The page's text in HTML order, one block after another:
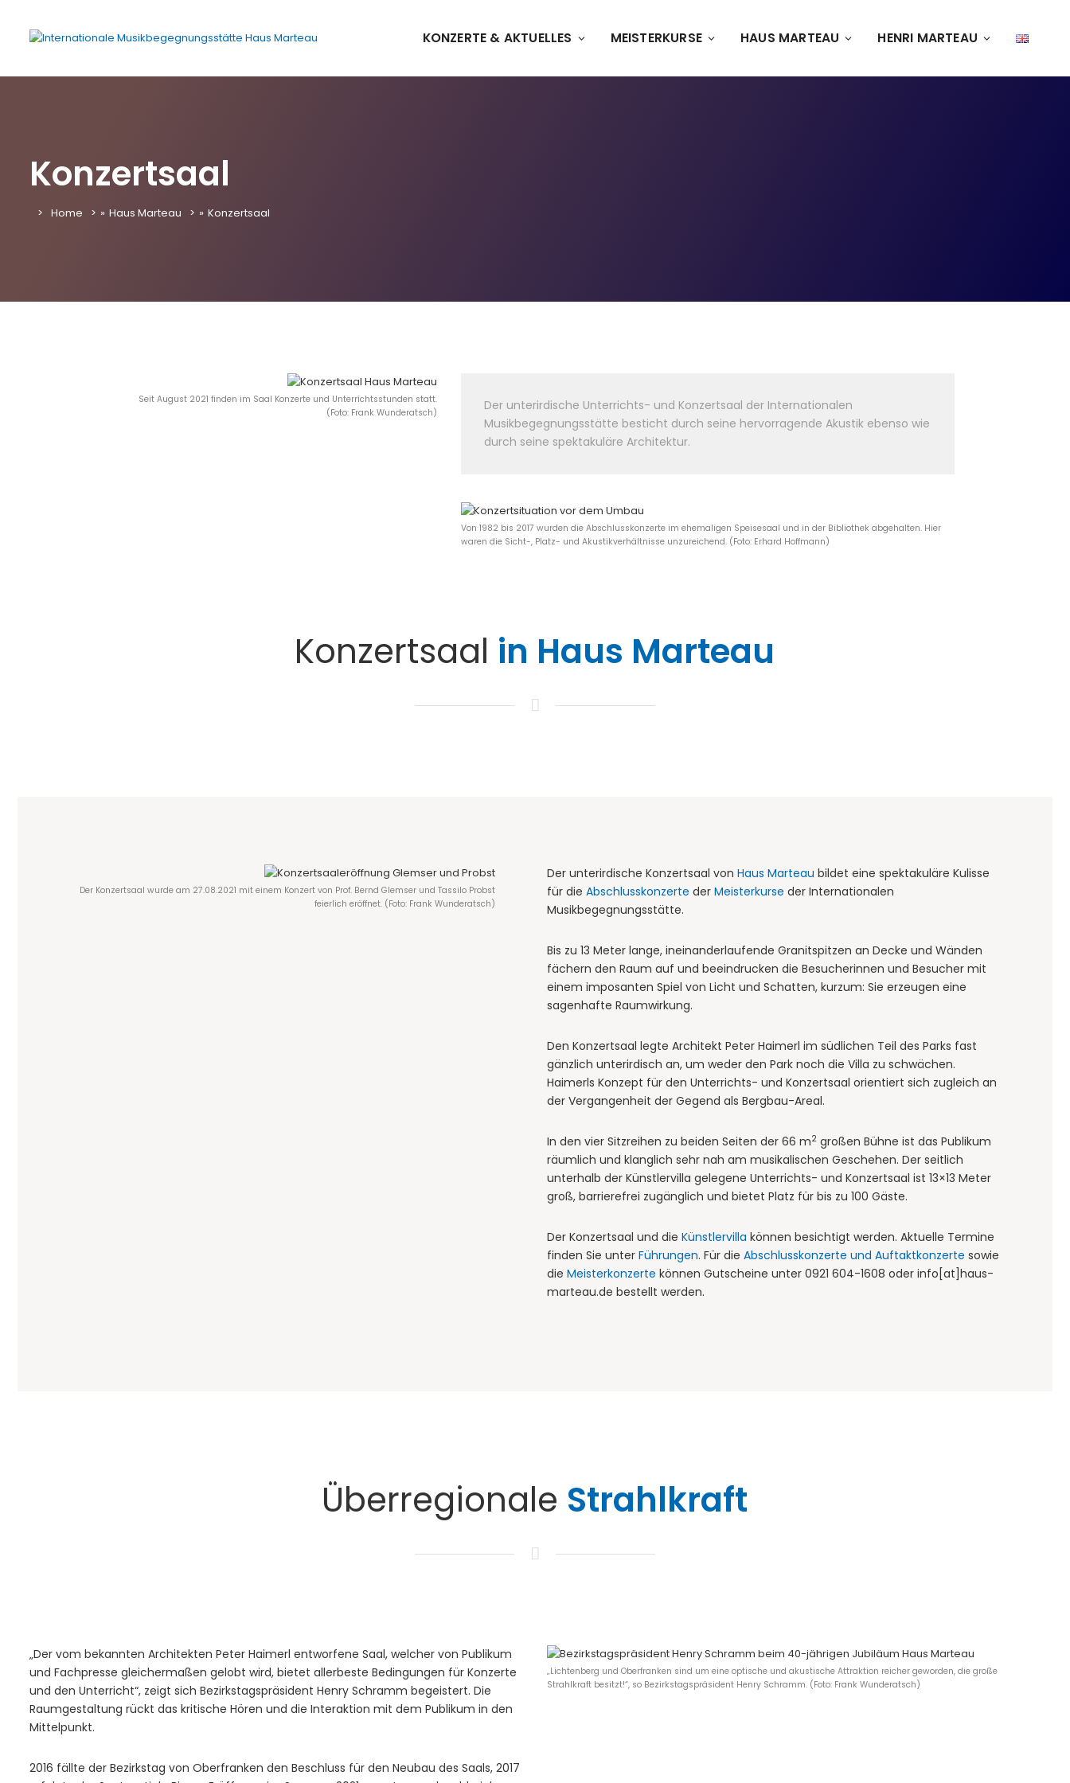
KONZERTE & AKTUELLES MEISTERKURSE HAUS MARTEAU HENRI MARTEAU
Konzertsaal
Home » Haus Marteau » Konzertsaal
Seit August 2021 finden im Saal Konzerte und Unterrichtsstunden statt.
(Foto: Frank Wunderatsch)
Der unterirdische Unterrichts- und Konzertsaal der Internationalen
Musikbegegnungsstätte besticht durch seine hervorragende Akustik ebenso wie
durch seine spektakuläre Architektur.
Von 1982 bis 2017 wurden die Abschlusskonzerte im ehemaligen Speisesaal und in der Bibliothek abgehalten. Hier
waren die Sicht-, Platz- und Akustikverhältnisse unzureichend. (Foto: Erhard Hoffmann)
Konzertsaal in Haus Marteau
Der Konzertsaal wurde am 27.08.2021 mit einem Konzert von Prof. Bernd Glemser und Tassilo Probst
feierlich eröffnet. (Foto: Frank Wunderatsch)
Der unterirdische Konzertsaal von Haus Marteau bildet eine spektakuläre Kulisse
für die Abschlusskonzerte der Meisterkurse der Internationalen
Musikbegegnungsstätte.
Bis zu 13 Meter lange, ineinanderlaufende Granitspitzen an Decke und Wänden
fächern den Raum auf und beeindrucken die Besucherinnen und Besucher mit
einem imposanten Spiel von Licht und Schatten, kurzum: Sie erzeugen eine
sagenhafte Raumwirkung.
Den Konzertsaal legte Architekt Peter Haimerl im südlichen Teil des Parks fast
gänzlich unterirdisch an, um weder den Park noch die Villa zu schwächen.
Haimerls Konzept für den Unterrichts- und Konzertsaal orientiert sich zugleich an
der Vergangenheit der Gegend als Bergbau-Areal.
In den vier Sitzreihen zu beiden Seiten der 66 m2 großen Bühne ist das Publikum
räumlich und klanglich sehr nah am musikalischen Geschehen. Der seitlich
unterhalb der Künstlervilla gelegene Unterrichts- und Konzertsaal ist 13×13 Meter
groß, barrierefrei zugänglich und bietet Platz für bis zu 100 Gäste.
Der Konzertsaal und die Künstlervilla können besichtigt werden. Aktuelle Termine
finden Sie unter Führungen. Für die Abschlusskonzerte und Auftaktkonzerte sowie
die Meisterkonzerte können Gutscheine unter 0921 604-1608 oder info[at]haus-
marteau.de bestellt werden.
Überregionale Strahlkraft
„Der vom bekannten Architekten Peter Haimerl entworfene Saal, welcher von Publikum
und Fachpresse gleichermaßen gelobt wird, bietet allerbeste Bedingungen für Konzerte
und den Unterricht“, zeigt sich Bezirkstagspräsident Henry Schramm begeistert. Die
Raumgestaltung rückt das kritische Hören und die Interaktion mit dem Publikum in den
Mittelpunkt.
2016 fällte der Bezirkstag von Oberfranken den Beschluss für den Neubau des Saals, 2017
„Lichtenberg und Oberfranken sind um eine optische und akustische Attraktion reicher geworden, die große
Strahlkraft besitzt!“, so Bezirkstagspräsident Henry Schramm. (Foto: Frank Wunderatsch)